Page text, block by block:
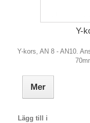
Y-
Y-kors, AN 8 - AN10.
Mer
Lägg till i